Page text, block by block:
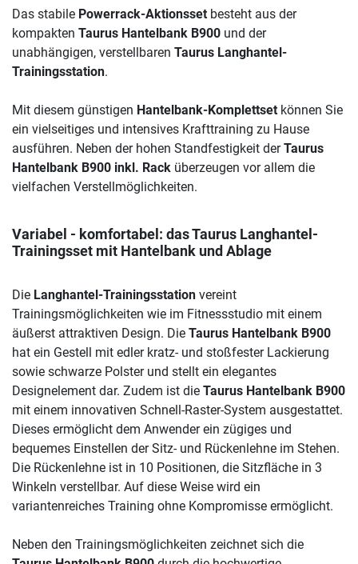
Das stabile Powerrack-Aktionsset besteht aus der
kompakten Taurus Hantelbank B900 und der
unabhängigen, verstellbaren Taurus Langhantel-
Trainingsstation.
Mit diesem günstigen Hantelbank-Komplettset können Sie
ein vielseitiges und intensives Krafttraining zu Hause
ausführen. Neben der hohen Standfestigkeit derTaurus
Hantelbank B900 inkl. Rack überzeugen vor allem die
vielfachen Verstellmöglichkeiten.
Variabel - komfortabel: das Taurus Langhantel-
Trainingsset mit Hantelbank und Ablage
Die Langhantel-Trainingsstation vereint
Trainingsmöglichkeiten wie im Fitnessstudio mit einem
äußerst attraktiven Design. Die Taurus Hantelbank B900
hat ein Gestell mit edler kratz- und stoßfester Lackierung
sowie schwarze Polster und stellt ein elegantes
Designelement dar. Zudem ist die Taurus Hantelbank B900
mit einem innovativen Schnell-Raster-System ausgestattet.
Dieses ermöglicht dem Anwender ein zügiges und
bequemes Einstellen der Sitz- und Rückenlehne im Stehen.
Die Rückenlehne ist in 10 Positionen, die Sitzfläche in 3
Winkeln verstellbar. Auf diese Weise wird ein
variantenreiches Training ohne Kompromisse ermöglicht.
Neben den Trainingsmöglichkeiten zeichnet sich die